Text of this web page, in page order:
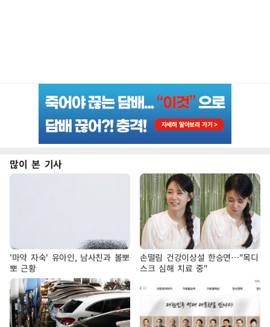
많이 본 기사
'마약 자숙' 유아인, 남사친과 볼뽀
뽀 근황
손떨림 건강이상설 한승연…"목디
스크 심해 치료 중"